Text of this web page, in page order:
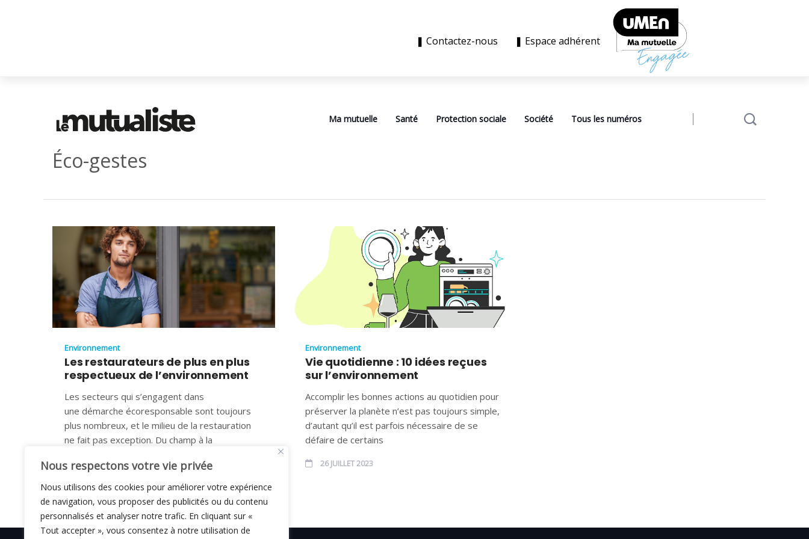
Nous respectons votre vie privée
Nous utilisons des cookies pour améliorer votre expérience
de navigation, vous proposer des publicités ou du contenu
personnalisés et analyser notre trafic. En cliquant sur «
Tout accepter », vous consentez à notre utilisation de
❚ Contactez-nous ❚ Espace adhérent
Ma mutuelle Santé Protection sociale Société Tous les numéros
Éco-gestes
Environnement
Les restaurateurs de plus en plus
respectueux de l’environnement
Les secteurs qui s’engagent dans
une démarche écoresponsable sont toujours
plus nombreux, et le milieu de la restauration
ne fait pas exception. Du champ à la
7 JANVIER 2024
Environnement
Vie quotidienne : 10 idées reçues
sur l’environnement
Accomplir les bonnes actions au quotidien pour
préserver la planète n’est pas toujours simple,
d’autant qu’il est parfois nécessaire de se
défaire de certains
26 JUILLET 2023